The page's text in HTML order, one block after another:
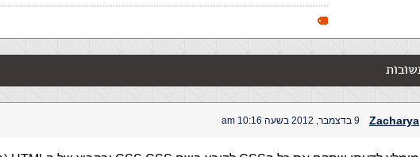
Zacharya 9 בדצמבר, 2012 בשעה 10:16 am